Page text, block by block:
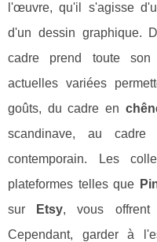
l'œuvre, qu'il s'agisse
d'un dessin graphique.
cadre prend toute son
actuelles variées
goûts, du cadre en
scandinave, au cadre
contemporain. Les
plateformes telles que
sur
Etsy, vous
Cependant, garder à